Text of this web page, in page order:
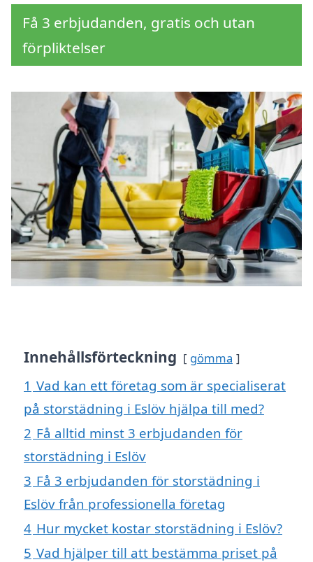
Få 3 erbjudanden, gratis och utan
förpliktelser
Innehållsförteckning gömma
1 Vad kan ett företag som är specialiserat
på storstädning i Eslöv hjälpa till med?
2 Få alltid minst 3 erbjudanden för
storstädning i Eslöv
3 Få 3 erbjudanden för storstädning i
Eslöv från professionella företag
4 Hur mycket kostar storstädning i Eslöv?
5 Vad hjälper till att bestämma priset på